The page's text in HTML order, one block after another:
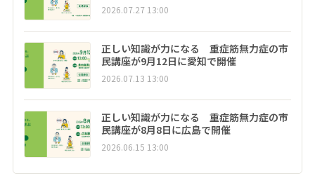
2026.07.27 13:00
正しい知識が力になる 重症筋無力症の市
民講座が9月12日に愛知で開催
2026.07.13 13:00
正しい知識が力になる 重症筋無力症の市
民講座が8月8日に広島で開催
2026.06.15 13:00